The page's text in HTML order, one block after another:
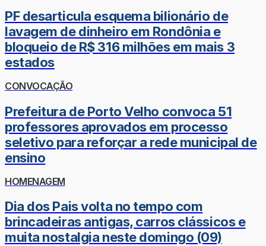
PF desarticula esquema bilionário de
lavagem de dinheiro em Rondônia e
bloqueio de R$ 316 milhões em mais 3
estados
CONVOCAÇÃO
Prefeitura de Porto Velho convoca 51
professores aprovados em processo
seletivo para reforçar a rede municipal de
ensino
HOMENAGEM
Dia dos Pais volta no tempo com
brincadeiras antigas, carros clássicos e
muita nostalgia neste domingo (09)